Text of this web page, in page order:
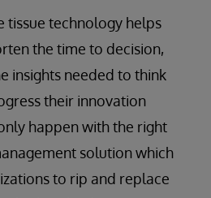
tissue technology helps
the time to decision,
insights needed to think
their innovation
happen with the right
solution which
to rip and replace